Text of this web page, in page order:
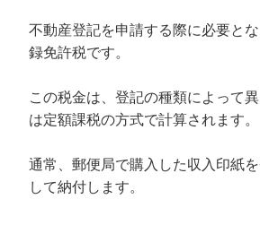
不動産登記を申請する際に必要と
録免許税です。
この税金は、登記の種類によって
は定額課税の方式で計算されます。
通常、郵便局で購入した収入印紙
して納付します。